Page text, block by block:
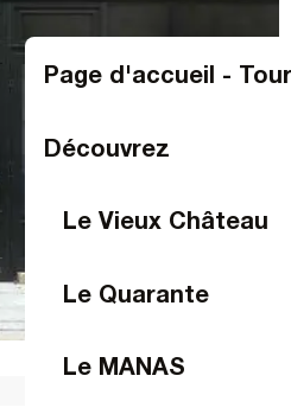
Page d'accueil -
Découvrez
Le Vieux Château
Le Quarante
Le MANAS